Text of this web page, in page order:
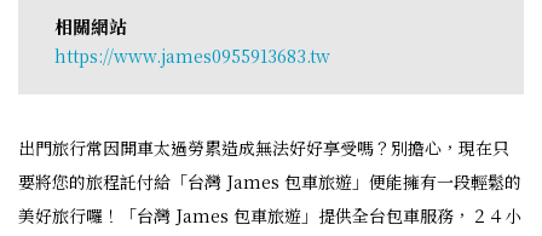
相關網站
https://www.james0955913683.tw
出門旅行常因開車太過勞累造成無法好好享受嗎？別擔心，現在只
要將您的旅程託付給「台灣 James 包車旅遊」便能擁有一段輕鬆的
美好旅行囉！「台灣 James 包車旅遊」提供全台包車服務，２４小